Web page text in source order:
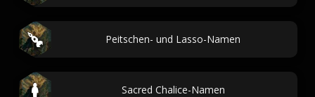
Peitschen- und Lasso-Namen
Sacred Chalice-Namen